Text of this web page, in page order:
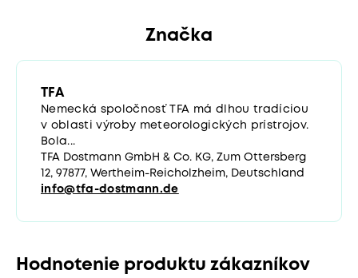
Značka
TFA
Nemecká spoločnosť TFA má dlhou tradíciou
v oblasti výroby meteorologických prístrojov.
Bola...
TFA Dostmann GmbH & Co. KG, Zum Ottersberg
12, 97877, Wertheim-Reicholzheim, Deutschland
info@tfa-dostmann.de
Hodnotenie produktu zákazníkov